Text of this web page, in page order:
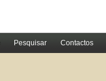
Pesquisar Contactos